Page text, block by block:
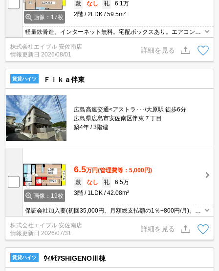
画像：17枚
敷
なし 礼
6.1万
2階
2LDK 59.5m²
軽量鉄骨造。インターネット無料。宅配ボックスあり。エアコン2
基付き。全室照明器具付。室内物干しあり。収納たっぷり。15.5LD
Kの広々リビング。2階の角部屋。アストラムライン利用可。
株式会社エイブル 安佐南店
情報更新日 2026/08/01
詳細を見る
賃貸ハイツ Ｆｉｋａ伴東
広島高速交通<アストラ･･･/大原駅 徒歩6分
広島県広島市安佐南区伴東７丁目
築4年
3階建
画像：19枚
6.5万円(管理費等：5,000円)
敷
なし 礼
6.5万
3階
1LDK 42.08m²
保証会社加入要(初回35,000円、月額総支払額の1％+800円/月)。宅
配ボックスあり。インターネット無料。システムキッチン。シャワ
ー付独立洗面台。室内物干しあり。セブンイレブンへ750m。
株式会社エイブル 安佐南店
情報更新日 2026/07/31
詳細を見る
賃貸ハイツ ｳｨﾙﾓｱSHIGENOⅢ棟